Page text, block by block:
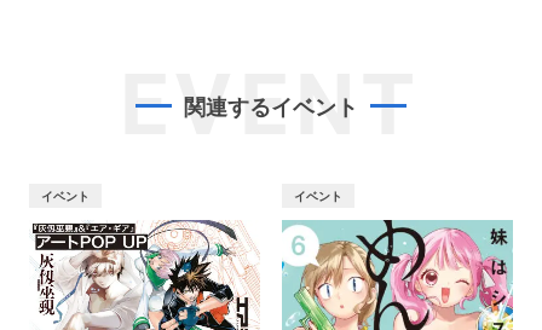
EVENT
関連するイベント
イベント イベント